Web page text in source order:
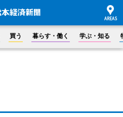
買う 暮らす・働く 学ぶ・知る